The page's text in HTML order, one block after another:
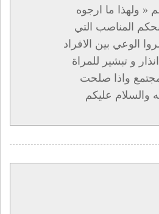
« ولهذا ما ارجوه
المناصب التي
الوعي بين الافراد
و تبشير للمراة
واذا صلحت
والسلام عليكم